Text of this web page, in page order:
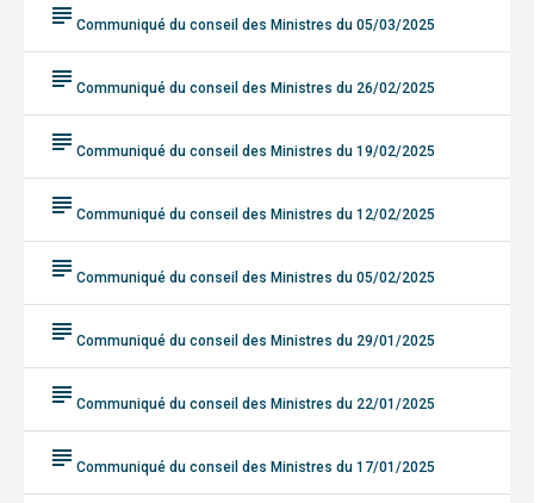
subject Communiqué du conseil des Ministres du 05/03/2025
subject Communiqué du conseil des Ministres du 26/02/2025
subject Communiqué du conseil des Ministres du 19/02/2025
subject Communiqué du conseil des Ministres du 12/02/2025
subject Communiqué du conseil des Ministres du 05/02/2025
subject Communiqué du conseil des Ministres du 29/01/2025
subject Communiqué du conseil des Ministres du 22/01/2025
subject Communiqué du conseil des Ministres du 17/01/2025